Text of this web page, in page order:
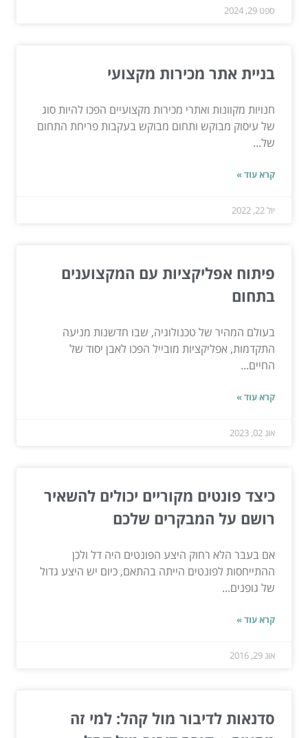
ספט 29, 2024
בניית אתר מכירות מקצועי
חנויות מקוונות ואתרי מכירות מקצועיים הפכו להיות סוג
של עיסוק מבוקש ותחום מבוקש בעקבות פריחת התחום
של...
קרא עוד »
יול 22, 2022
פיתוח אפליקציות עם המקצוענים
בתחום
בעולם המהיר של טכנולוגיה, שבו חדשנות מניעה
התקדמות, אפליקציות מובייל הפכו לאבן יסוד של
החיים...
קרא עוד »
אוג 02, 2023
כיצד פונטים מקוריים יכולים להשאיר
רושם על המבקרים שלכם
אם בעבר הלא רחוק היצע הפונטים היה דל ולכן
ההתייחסות לפונטים הייתה בהתאם, כיום יש היצע גדול
של גופנים...
קרא עוד »
אוג 29, 2016
סדנאות לדיבור מול קהל: למי זה